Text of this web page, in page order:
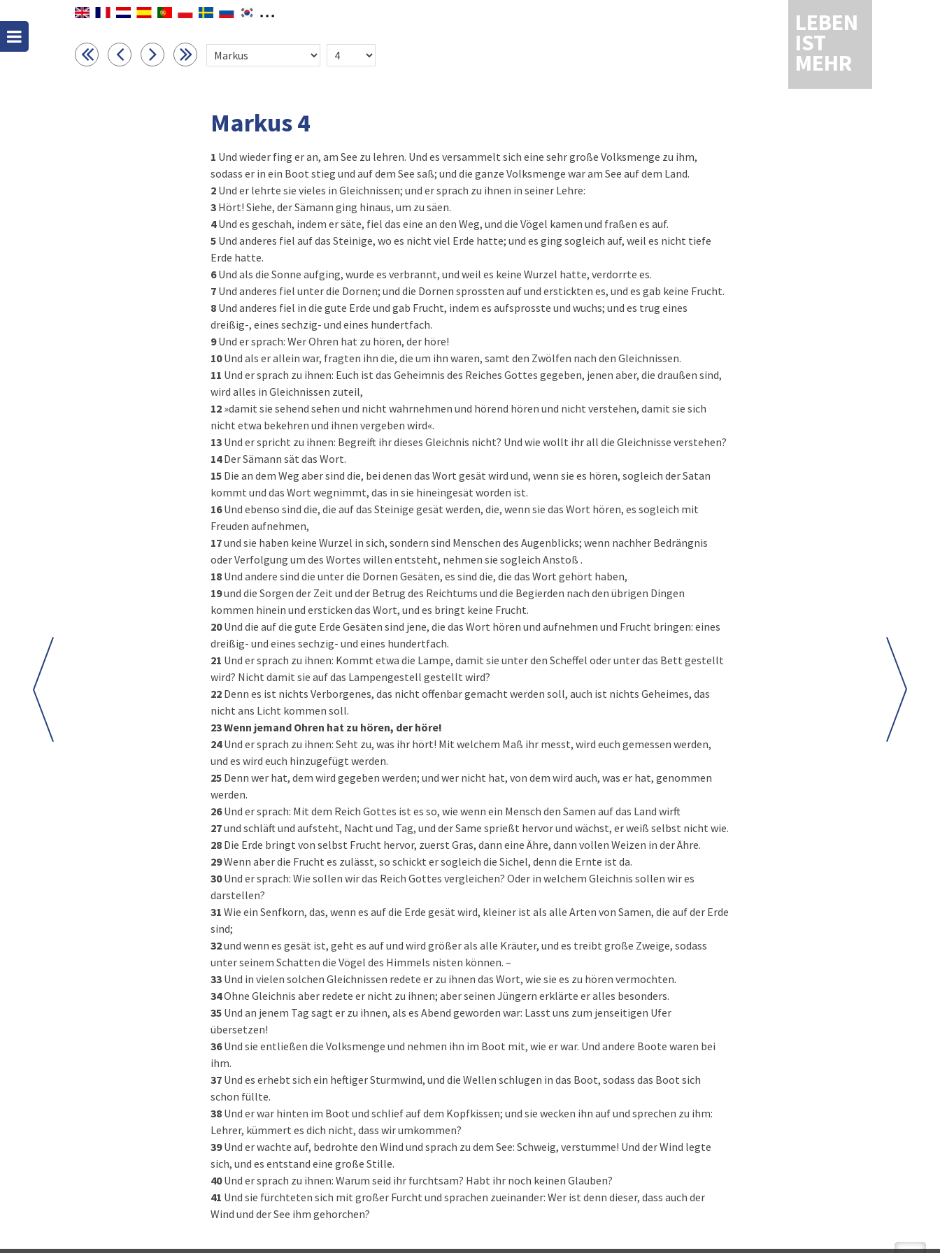
LEBEN
IST
MEHR
Markus 4
1 Und wieder fing er an, am See zu lehren. Und es versammelt sich eine sehr große Volksmenge zu ihm,
sodass er in ein Boot stieg und auf dem See saß; und die ganze Volksmenge war am See auf dem Land.
2 Und er lehrte sie vieles in Gleichnissen; und er sprach zu ihnen in seiner Lehre:
3 Hört! Siehe, der Sämann ging hinaus, um zu säen.
4Und es geschah, indem er säte, fiel das eine an den Weg, und die Vögel kamen und fraßen es auf.
5 Und anderes fiel auf das Steinige, wo es nicht viel Erde hatte; und es ging sogleich auf, weil es nicht tiefe
Erde hatte.
6Und als die Sonne aufging, wurde es verbrannt, und weil es keine Wurzel hatte, verdorrte es.
7 Und anderes fiel unter die Dornen; und die Dornen sprossten auf und erstickten es, und es gab keine Frucht.
8 Und anderes fiel in die gute Erde und gab Frucht, indem es aufsprosste und wuchs; und es trug eines
dreißig-, eines sechzig- und eines hundertfach.
9Und er sprach: Wer Ohren hat zu hören, der höre!
10Und als er allein war, fragten ihn die, die um ihn waren, samt den Zwölfen nach den Gleichnissen.
11 Und er sprach zu ihnen: Euch ist das Geheimnis des Reiches Gottes gegeben, jenen aber, die draußen sind,
wird alles in Gleichnissen zuteil,
12 »damit sie sehend sehen und nicht wahrnehmen und hörend hören und nicht verstehen, damit sie sich
nicht etwa bekehren und ihnen vergeben wird«.
13 Und er spricht zu ihnen: Begreift ihr dieses Gleichnis nicht? Und wie wollt ihr all die Gleichnisse verstehen?
14Der Sämann sät das Wort.
15 Die an dem Weg aber sind die, bei denen das Wort gesät wird und, wenn sie es hören, sogleich der Satan
kommt und das Wort wegnimmt, das in sie hineingesät worden ist.
16Und ebenso sind die, die auf das Steinige gesät werden, die, wenn sie das Wort hören, es sogleich mit
Freuden aufnehmen,
17und sie haben keine Wurzel in sich, sondern sind Menschen des Augenblicks; wenn nachher Bedrängnis
oder Verfolgung um des Wortes willen entsteht, nehmen sie sogleich Anstoß .
18 Und andere sind die unter die Dornen Gesäten, es sind die, die das Wort gehört haben,
19und die Sorgen der Zeit und der Betrug des Reichtums und die Begierden nach den übrigen Dingen
kommen hinein und ersticken das Wort, und es bringt keine Frucht.
20Und die auf die gute Erde Gesäten sind jene, die das Wort hören und aufnehmen und Frucht bringen: eines
dreißig- und eines sechzig- und eines hundertfach.
21 Und er sprach zu ihnen: Kommt etwa die Lampe, damit sie unter den Scheffel oder unter das Bett gestellt
wird? Nicht damit sie auf das Lampengestell gestellt wird?
22 Denn es ist nichts Verborgenes, das nicht offenbar gemacht werden soll, auch ist nichts Geheimes, das
nicht ans Licht kommen soll.
23Wenn jemand Ohren hat zu hören, der höre!
24Und er sprach zu ihnen: Seht zu, was ihr hört! Mit welchem Maß ihr messt, wird euch gemessen werden,
und es wird euch hinzugefügt werden.
25 Denn wer hat, dem wird gegeben werden; und wer nicht hat, von dem wird auch, was er hat, genommen
werden.
26Und er sprach: Mit dem Reich Gottes ist es so, wie wenn ein Mensch den Samen auf das Land wirft
27und schläft und aufsteht, Nacht und Tag, und der Same sprießt hervor und wächst, er weiß selbst nicht wie.
28 Die Erde bringt von selbst Frucht hervor, zuerst Gras, dann eine Ähre, dann vollen Weizen in der Ähre.
29Wenn aber die Frucht es zulässt, so schickt er sogleich die Sichel, denn die Ernte ist da.
30Und er sprach: Wie sollen wir das Reich Gottes vergleichen? Oder in welchem Gleichnis sollen wir es
darstellen?
31 Wie ein Senfkorn, das, wenn es auf die Erde gesät wird, kleiner ist als alle Arten von Samen, die auf der Erde
sind;
32und wenn es gesät ist, geht es auf und wird größer als alle Kräuter, und es treibt große Zweige, sodass
unter seinem Schatten die Vögel des Himmels nisten können. –
33 Und in vielen solchen Gleichnissen redete er zu ihnen das Wort, wie sie es zu hören vermochten.
34Ohne Gleichnis aber redete er nicht zu ihnen; aber seinen Jüngern erklärte er alles besonders.
35 Und an jenem Tag sagt er zu ihnen, als es Abend geworden war: Lasst uns zum jenseitigen Ufer
übersetzen!
36Und sie entließen die Volksmenge und nehmen ihn im Boot mit, wie er war. Und andere Boote waren bei
ihm.
37 Und es erhebt sich ein heftiger Sturmwind, und die Wellen schlugen in das Boot, sodass das Boot sich
schon füllte.
38 Und er war hinten im Boot und schlief auf dem Kopfkissen; und sie wecken ihn auf und sprechen zu ihm:
Lehrer, kümmert es dich nicht, dass wir umkommen?
39Und er wachte auf, bedrohte den Wind und sprach zu dem See: Schweig, verstumme! Und der Wind legte
sich, und es entstand eine große Stille.
40Und er sprach zu ihnen: Warum seid ihr furchtsam? Habt ihr noch keinen Glauben?
41 Und sie fürchteten sich mit großer Furcht und sprachen zueinander: Wer ist denn dieser, dass auch der
Wind und der See ihm gehorchen?